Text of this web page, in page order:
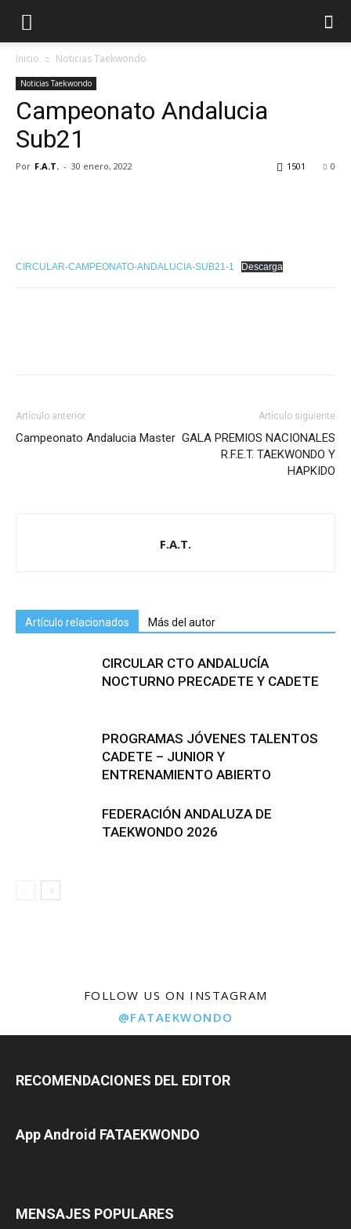
Inicio Noticias Taekwondo
Noticias Taekwondo
Campeonato Andalucia
Sub21
Por F.A.T. - 30 enero, 2022 0
1501
CIRCULAR-CAMPEONATO-ANDALUCIA-SUB21-1 Descarga
Artículo anterior
Campeonato Andalucia Master
Artículo siguiente
GALA PREMIOS NACIONALES
R.F.E.T. TAEKWONDO Y
HAPKIDO
F.A.T.
Artículo relacionados Más del autor
CIRCULAR CTO ANDALUCÍA
NOCTURNO PRECADETE Y CADETE
PROGRAMAS JÓVENES TALENTOS
CADETE – JUNIOR Y
ENTRENAMIENTO ABIERTO
FEDERACIÓN ANDALUZA DE
TAEKWONDO 2026
FOLLOW US ON INSTAGRAM
@FATAEKWONDO
RECOMENDACIONES DEL EDITOR
App Android FATAEKWONDO
MENSAJES POPULARES